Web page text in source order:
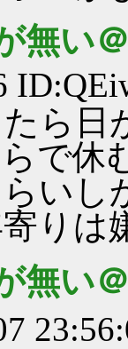
無い
ら日
らで
いし
りは
無い